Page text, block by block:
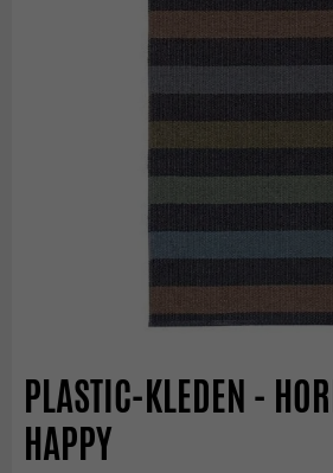
PLASTIC-KLEDEN -
HAPPY